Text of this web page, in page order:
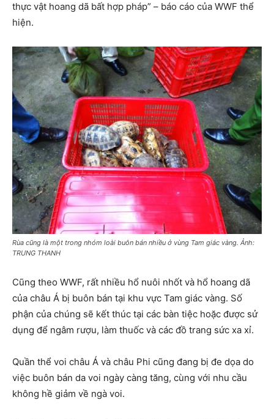
thực vật hoang dã bất hợp pháp” – báo cáo của WWF thể
hiện.
Rùa cũng là một trong nhóm loài buôn bán nhiều ở vùng Tam giác vàng. Ảnh:
TRUNG THANH
Cũng theo WWF, rất nhiều hổ nuôi nhốt và hổ hoang dã
của châu Á bị buôn bán tại khu vực Tam giác vàng. Số
phận của chúng sẽ kết thúc tại các bàn tiệc hoặc được sử
dụng để ngâm rượu, làm thuốc và các đồ trang sức xa xỉ.
Quần thể voi châu Á và châu Phi cũng đang bị đe dọa do
việc buôn bán da voi ngày càng tăng, cùng với nhu cầu
không hề giảm về ngà voi.